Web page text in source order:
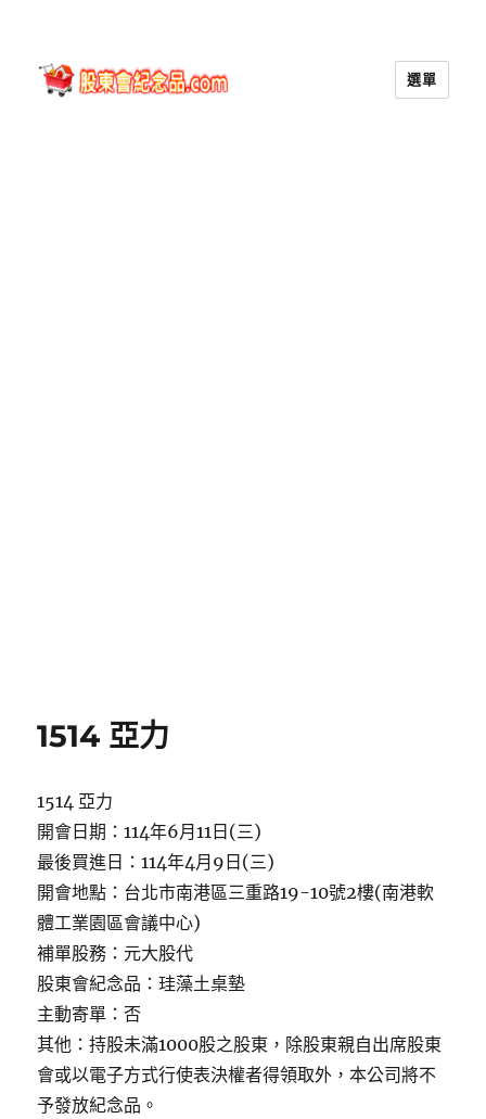
選單
1514 亞力
1514 亞力
開會日期：114年6月11日(三)
最後買進日：114年4月9日(三)
開會地點：台北市南港區三重路19-10號2樓(南港軟
體工業園區會議中心)
補單股務：元大股代
股東會紀念品：珪藻土桌墊
主動寄單：否
其他：持股未滿1000股之股東，除股東親自出席股東
會或以電子方式行使表決權者得領取外，本公司將不
予發放紀念品。